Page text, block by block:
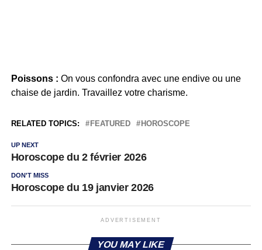
Poissons : On vous confondra avec une endive ou une
chaise de jardin. Travaillez votre charisme.
RELATED TOPICS: FEATURED HOROSCOPE
UP NEXT
Horoscope du 2 février 2026
DON'T MISS
Horoscope du 19 janvier 2026
ADVERTISEMENT
YOU MAY LIKE